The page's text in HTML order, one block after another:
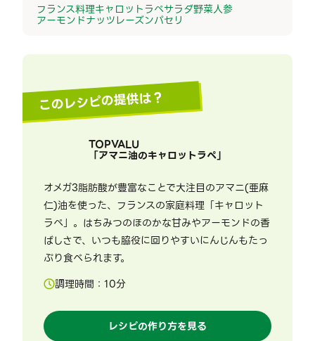
フランス料理キャロットラペサラダ野菜人参
アーモンドナッツレーズンパセリ
このレシピの提供は？
TOPVALU
「アマニ油のキャロットラペ」
オメガ3脂肪酸が豊富なことで大注目のアマニ(亜麻
仁)油を使った、フランスの家庭料理「キャロット
ラペ」。はちみつのほのかな甘みやアーモンドの香
ばしさで、いつも脇役に回りやすいにんじんもたっ
ぷり食べられます。
調理時間： 10分
レシピの作り方を見る